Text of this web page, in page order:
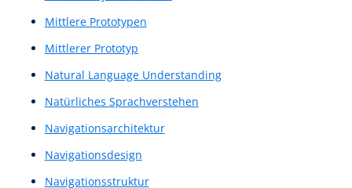
Low-Fi Prototype
Low-Fi Wireframe
Low-Fi Wireframes
Low-Fi-Prototyp
Low-Fi-Wireframe